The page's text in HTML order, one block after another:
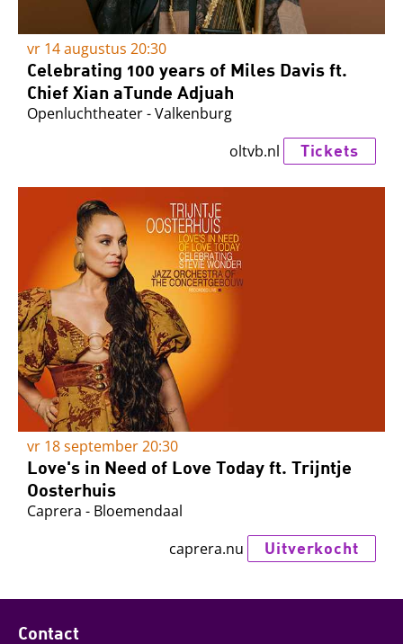
vr 14 augustus 20:30
Celebrating 100 years of Miles Davis ft.
Chief Xian aTunde Adjuah
Openluchtheater - Valkenburg
oltvb.nl
Tickets
vr 18 september20:30
Love's in Need of Love Today ft. Trijntje
Oosterhuis
Caprera - Bloemendaal
caprera.nu
Uitverkocht
Contact